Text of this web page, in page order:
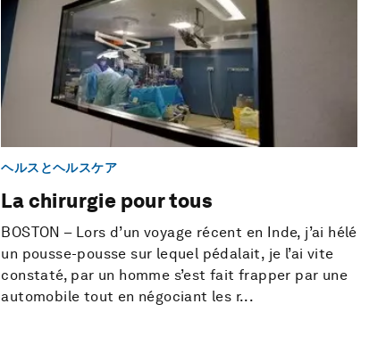
ヘルスとヘルスケア
La chirurgie pour tous
BOSTON – Lors d’un voyage récent en Inde, j’ai hélé
un pousse-pousse sur lequel pédalait, je l’ai vite
constaté, par un homme s’est fait frapper par une
automobile tout en négociant les r...